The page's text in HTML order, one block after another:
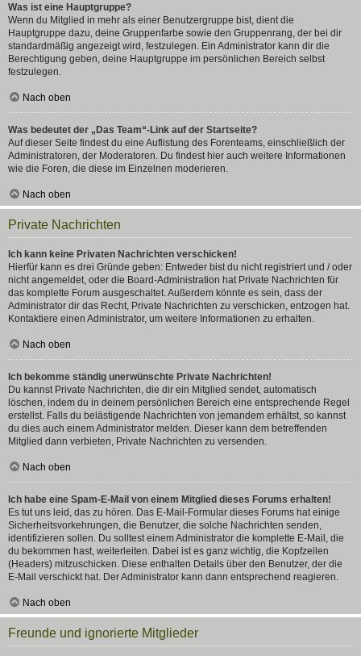
Was ist eine Hauptgruppe?
Wenn du Mitglied in mehr als einer Benutzergruppe bist, dient die
Hauptgruppe dazu, deine Gruppenfarbe sowie den Gruppenrang, der bei dir
standardmäßig angezeigt wird, festzulegen. Ein Administrator kann dir die
Berechtigung geben, deine Hauptgruppe im persönlichen Bereich selbst
festzulegen.
Nach oben
Was bedeutet der „Das Team“-Link auf der Startseite?
Auf dieser Seite findest du eine Auflistung des Forenteams, einschließlich der
Administratoren, der Moderatoren. Du findest hier auch weitere Informationen
wie die Foren, die diese im Einzelnen moderieren.
Nach oben
Private Nachrichten
Ich kann keine Privaten Nachrichten verschicken!
Hierfür kann es drei Gründe geben: Entweder bist du nicht registriert und / oder
nicht angemeldet, oder die Board-Administration hat Private Nachrichten für
das komplette Forum ausgeschaltet. Außerdem könnte es sein, dass der
Administrator dir das Recht, Private Nachrichten zu verschicken, entzogen hat.
Kontaktiere einen Administrator, um weitere Informationen zu erhalten.
Nach oben
Ich bekomme ständig unerwünschte Private Nachrichten!
Du kannst Private Nachrichten, die dir ein Mitglied sendet, automatisch
löschen, indem du in deinem persönlichen Bereich eine entsprechende Regel
erstellst. Falls du belästigende Nachrichten von jemandem erhältst, so kannst
du dies auch einem Administrator melden. Dieser kann dem betreffenden
Mitglied dann verbieten, Private Nachrichten zu versenden.
Nach oben
Ich habe eine Spam-E-Mail von einem Mitglied dieses Forums erhalten!
Es tut uns leid, das zu hören. Das E-Mail-Formular dieses Forums hat einige
Sicherheitsvorkehrungen, die Benutzer, die solche Nachrichten senden,
identifizieren sollen. Du solltest einem Administrator die komplette E-Mail, die
du bekommen hast, weiterleiten. Dabei ist es ganz wichtig, die Kopfzeilen
(Headers) mitzuschicken. Diese enthalten Details über den Benutzer, der die
E-Mail verschickt hat. Der Administrator kann dann entsprechend reagieren.
Nach oben
Freunde und ignorierte Mitglieder